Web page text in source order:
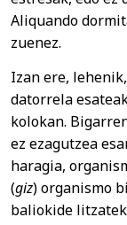
Aliquando
zuenez.
Izan ere, lehenik,
datorrela
kolokan.
ez ezagutzea
haragia,
(giz) organismo
baliokide